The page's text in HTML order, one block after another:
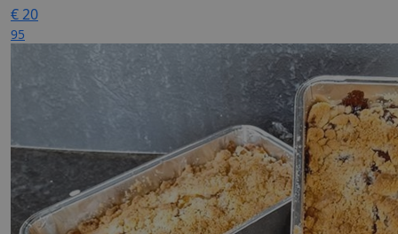
€20
95